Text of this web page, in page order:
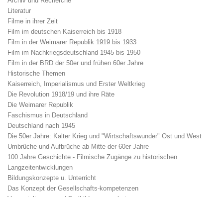
Literatur
Filme in ihrer Zeit
Film im deutschen Kaiserreich bis 1918
Film in der Weimarer Republik 1919 bis 1933
Film im Nachkriegsdeutschland 1945 bis 1950
Film in der BRD der 50er und frühen 60er Jahre
Historische Themen
Kaiserreich, Imperialismus und Erster Weltkrieg
Die Revolution 1918/19 und ihre Räte
Die Weimarer Republik
Faschismus in Deutschland
Deutschland nach 1945
Die 50er Jahre: Kalter Krieg und "Wirtschaftswunder" Ost und West
Umbrüche und Aufbrüche ab Mitte der 60er Jahre
100 Jahre Geschichte - Filmische Zugänge zu historischen
Langzeitentwicklungen
Bildungskonzepte u. Unterricht
Das Konzept der Gesellschafts-kompetenzen